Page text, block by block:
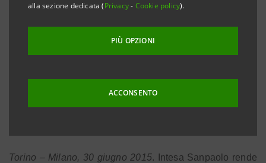
alla sezione dedicata (Privacy- Cookie policy).
PIÙ OPZIONI
ACCONSENTO
DIREZIONE AMMINISTRAZIONE E FISCALE ,
GABRIELLA CAZZOLA RESPONSABILE DELL’UNITÀ
Torino – Milano, 30 giugno 2015. Intesa Sanpaolo rende